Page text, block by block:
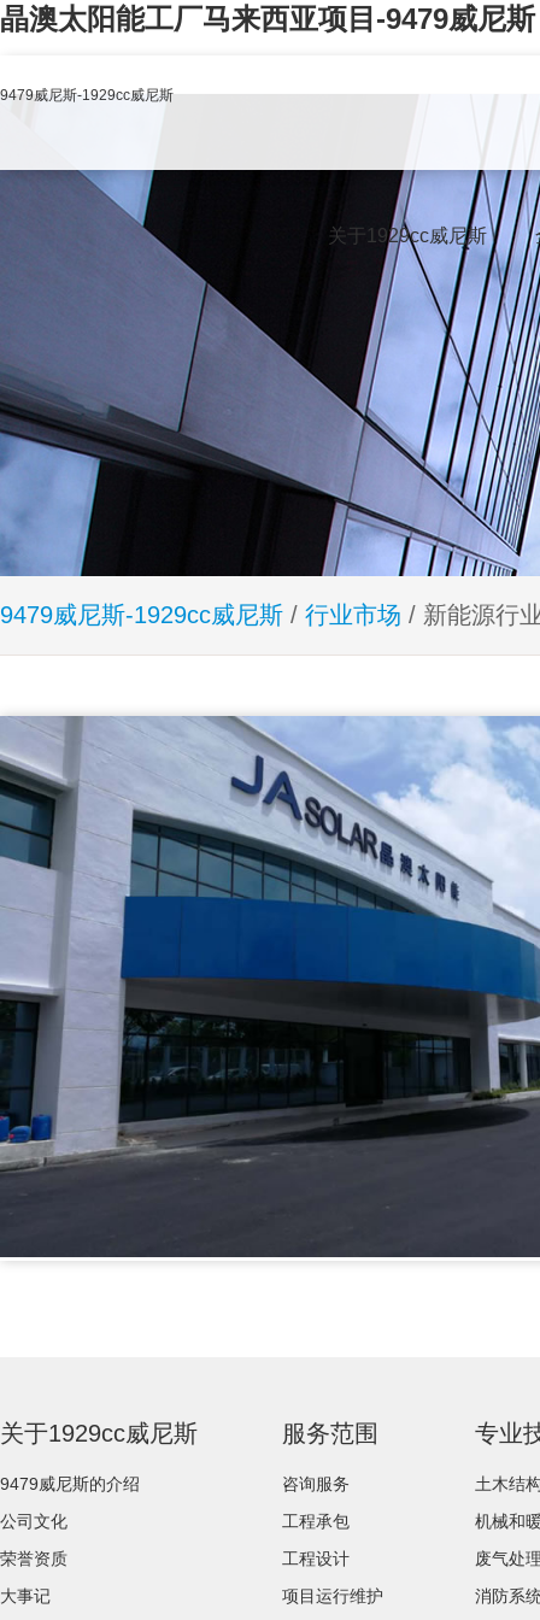
晶澳太阳能工厂马来西亚项目-9479威尼斯
9479威尼斯-1929cc威尼斯
关于1929cc威尼斯
9479威尼斯-1929cc威尼斯 / 行业市场 / 新能源行
关于1929cc威尼斯
9479威尼斯的介绍
公司文化
荣誉资质
大事记
服务范围
咨询服务
工程承包
工程设计
项目运行维护
专业
土木结
机械和
废气处
消防系